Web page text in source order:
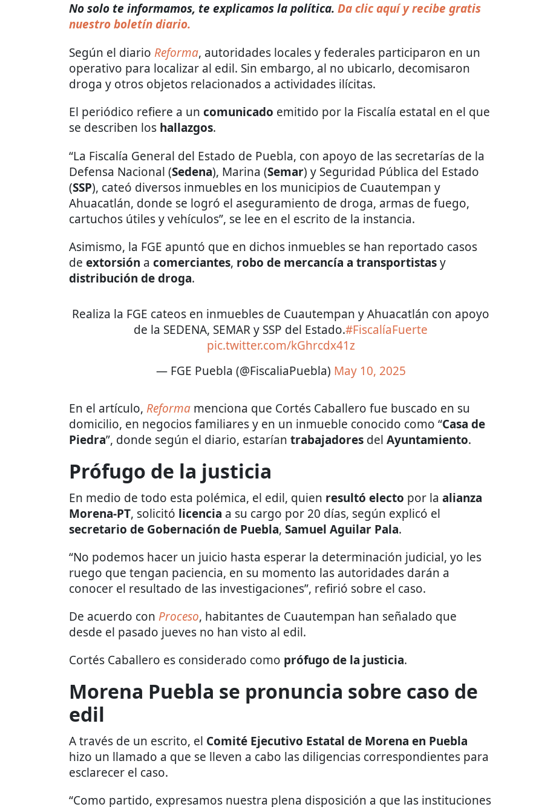
No solo te informamos, te explicamos la política. Da clic aquí y recibe gratis
nuestro boletín diario.
Según el diario Reforma, autoridades locales y federales participaron en un
operativo para localizar al edil. Sin embargo, al no ubicarlo, decomisaron
droga y otros objetos relacionados a actividades ilícitas.
El periódico refiere a un comunicado emitido por la Fiscalía estatal en el que
se describen los hallazgos.
“La Fiscalía General del Estado de Puebla, con apoyo de las secretarías de la
Defensa Nacional (Sedena), Marina (Semar) y Seguridad Pública del Estado
(SSP), cateó diversos inmuebles en los municipios de Cuautempan y
Ahuacatlán, donde se logró el aseguramiento de droga, armas de fuego,
cartuchos útiles y vehículos”, se lee en el escrito de la instancia.
Asimismo, la FGE apuntó que en dichos inmuebles se han reportado casos
de extorsión a comerciantes, robo de mercancía a transportistasy
distribución de droga.
Realiza la FGE cateos en inmuebles de Cuautempan y Ahuacatlán con apoyo
de la SEDENA, SEMAR y SSP del Estado.#FiscalíaFuerte
pic.twitter.com/kGhrcdx41z
— FGE Puebla (@FiscaliaPuebla) May 10, 2025
En el artículo, Reforma menciona que Cortés Caballero fue buscado en su
domicilio, en negocios familiares y en un inmueble conocido como “Casa de
Piedra”, donde según el diario, estarían trabajadores del Ayuntamiento.
Prófugo de la justicia
En medio de todo esta polémica, el edil, quien resultó electo por la alianza
Morena-PT, solicitó licencia a su cargo por 20 días, según explicó el
secretario de Gobernación de Puebla, Samuel Aguilar Pala.
“No podemos hacer un juicio hasta esperar la determinación judicial, yo les
ruego que tengan paciencia, en su momento las autoridades darán a
conocer el resultado de las investigaciones”, refirió sobre el caso.
De acuerdo con Proceso, habitantes de Cuautempan han señalado que
desde el pasado jueves no han visto al edil.
Cortés Caballero es considerado como prófugo de la justicia.
Morena Puebla se pronuncia sobre caso de
edil
A través de un escrito, el Comité Ejecutivo Estatal de Morena en Puebla
hizo un llamado a que se lleven a cabo las diligencias correspondientes para
esclarecer el caso.
“Como partido, expresamos nuestra plena disposición a que las instituciones